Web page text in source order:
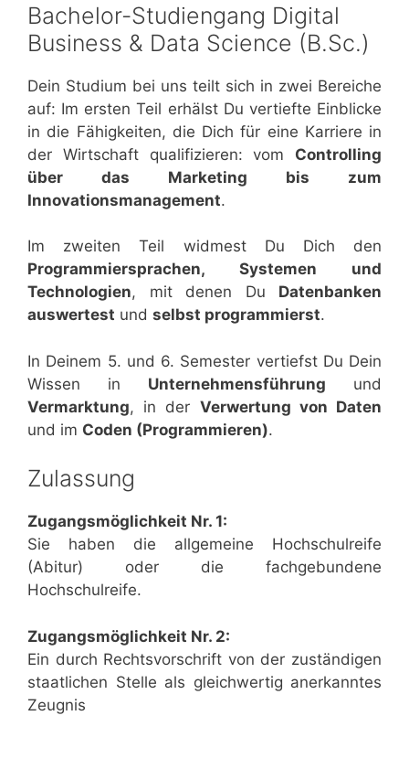
Bachelor-Studiengang Digital
Business & Data Science (B.Sc.)
Dein Studium bei uns teilt sich in zwei Bereiche
auf: Im ersten Teil erhälst Du vertiefte Einblicke
in die Fähigkeiten, die Dich für eine Karriere in
der Wirtschaft qualifizieren: vom Controlling
über das Marketing bis zum
Innovationsmanagement.
Im zweiten Teil widmest Du Dich den
Programmiersprachen, Systemen und
Technologien, mit denen Du Datenbanken
auswertest und selbst programmierst.
In Deinem 5. und 6. Semester vertiefst Du Dein
Wissen in Unternehmensführung und
Vermarktung, in der Verwertung von Daten
und im Coden (Programmieren).
Zulassung
Zugangsmöglichkeit Nr. 1:
Sie haben die allgemeine Hochschulreife
(Abitur) oder die fachgebundene
Hochschulreife.
Zugangsmöglichkeit Nr. 2:
Ein durch Rechtsvorschrift von der zuständigen
staatlichen Stelle als gleichwertig anerkanntes
Zeugnis